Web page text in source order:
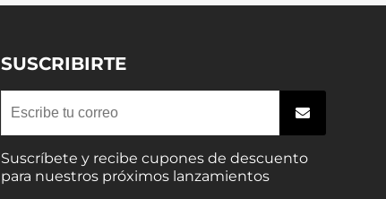
SUSCRIBIRTE
Suscríbete y recibe cupones de descuento
para nuestros próximos lanzamientos